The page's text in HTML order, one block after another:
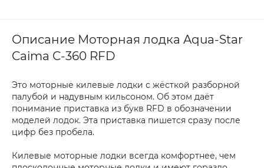
Описание Моторная лодка Aqua-Star
Caima C-360 RFD
Это моторные килевые лодки с жёсткой разборной
палубой и надувным кильсоном. Об этом даёт
понимание приставка из букв RFD в обозначении
моделей лодок. Эта приставка пишется сразу после
цифр без пробела.
Килевые моторные лодки всегда комфортнее, чем